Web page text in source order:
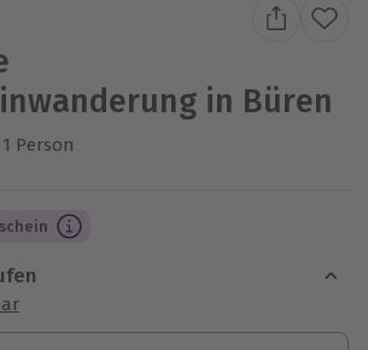
in Büren
Bewertungen
1 Person